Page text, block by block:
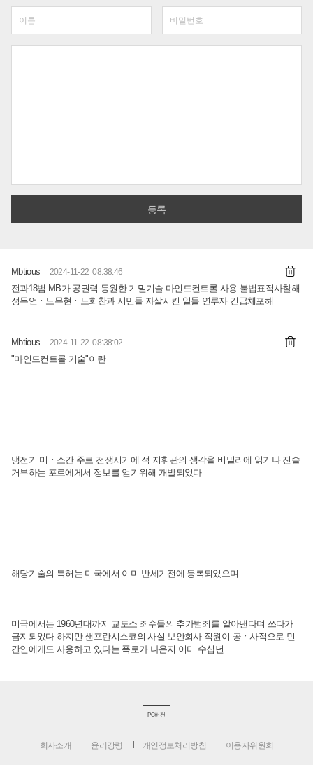
Mbtious 2024-11-22 08:38:46
전과18범 MB가 공권력 동원한 기밀기술 마인드컨트롤 사용 불법표적사찰해
정두언ㆍ노무현ㆍ노회찬과 시민들 자살시킨 일들 연루자 긴급체포해
Mbtious 2024-11-22 08:38:02
"마인드컨트롤 기술"이란
냉전기 미ㆍ소간 주로 전쟁시기에 적 지휘관의 생각을 비밀리에 읽거나 진술
거부하는 포로에게서 정보를 얻기위해 개발되었다
해당기술의 특허는 미국에서 이미 반세기전에 등록되었으며
미국에서는 1960년대까지 교도소 죄수들의 추가범죄를 알아낸다며 쓰다가
금지되었다 하지만 샌프란시스코의 사설 보안회사 직원이 공ㆍ사적으로 민
간인에게도 사용하고 있다는 폭로가 나온지 이미 수십년
PC버전
회사소개 윤리강령 개인정보처리방침 이용자위원회